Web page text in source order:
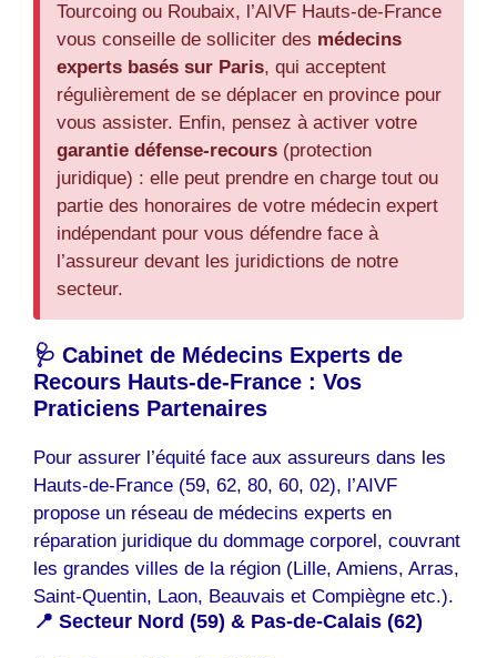
Tourcoing ou Roubaix, l’AIVF Hauts-de-France
vous conseille de solliciter des médecins
experts basés sur Paris, qui acceptent
régulièrement de se déplacer en province pour
vous assister. Enfin, pensez à activer votre
garantie défense-recours (protection
juridique) : elle peut prendre en charge tout ou
partie des honoraires de votre médecin expert
indépendant pour vous défendre face à
l’assureur devant les juridictions de notre
secteur.
🩺 Cabinet de Médecins Experts de
Recours Hauts-de-France : Vos
Praticiens Partenaires
Pour assurer l’équité face aux assureurs dans les
Hauts-de-France (59, 62, 80, 60, 02), l’AIVF
propose un réseau de médecins experts en
réparation juridique du dommage corporel, couvrant
les grandes villes de la région (Lille, Amiens, Arras,
Saint-Quentin, Laon, Beauvais et Compiègne etc.).
📍 Secteur Nord (59) & Pas-de-Calais (62)